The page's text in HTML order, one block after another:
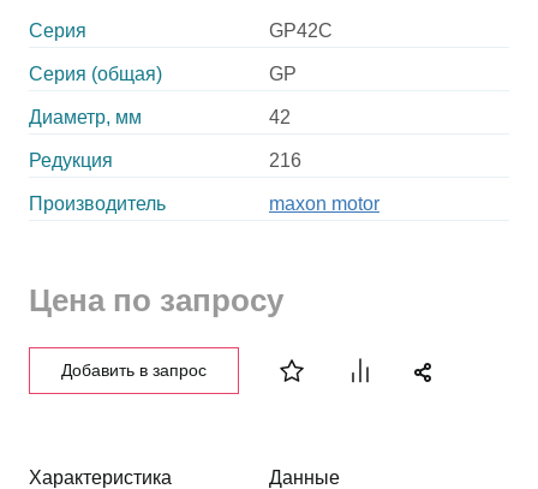
Серия GP42C
Серия (общая) GP
Диаметр, мм 42
Редукция 216
Производитель maxon motor
Цена по запросу
Добавить в запрос
Характеристика Данные